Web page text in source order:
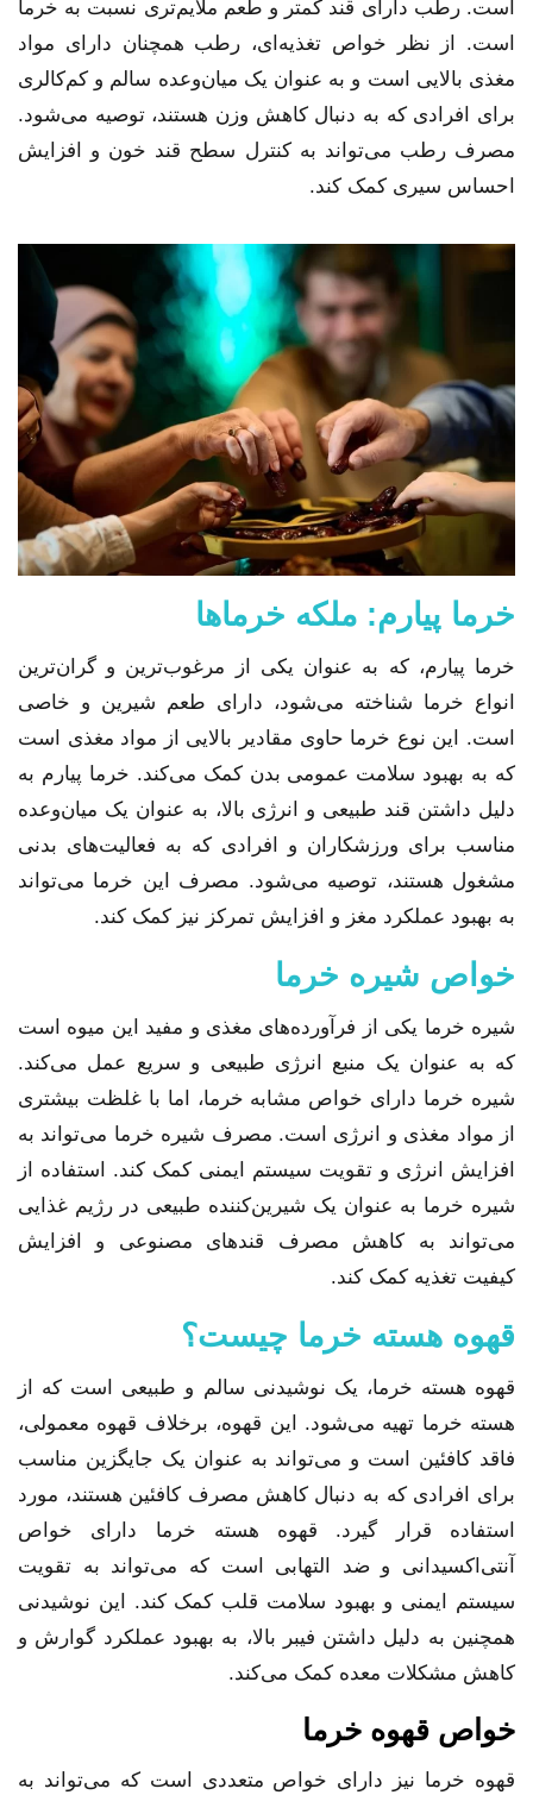
است. رطب دارای قند کمتر و طعم ملایم‌تری نسبت به خرما
است. از نظر خواص تغذیه‌ای، رطب همچنان دارای مواد
مغذی بالایی است و به عنوان یک میان‌وعده سالم و کم‌کالری
برای افرادی که به دنبال کاهش وزن هستند، توصیه می‌شود.
مصرف رطب می‌تواند به کنترل سطح قند خون و افزایش
احساس سیری کمک کند.
خرما پیارم: ملکه خرماها
خرما پیارم، که به عنوان یکی از مرغوب‌ترین و گران‌ترین
انواع خرما شناخته می‌شود، دارای طعم شیرین و خاصی
است. این نوع خرما حاوی مقادیر بالایی از مواد مغذی است
که به بهبود سلامت عمومی بدن کمک می‌کند. خرما پیارم به
دلیل داشتن قند طبیعی و انرژی بالا، به عنوان یک میان‌وعده
مناسب برای ورزشکاران و افرادی که به فعالیت‌های بدنی
مشغول هستند، توصیه می‌شود. مصرف این خرما می‌تواند
به بهبود عملکرد مغز و افزایش تمرکز نیز کمک کند.
خواص شیره خرما
شیره خرما یکی از فرآورده‌های مغذی و مفید این میوه است
که به عنوان یک منبع انرژی طبیعی و سریع عمل می‌کند.
شیره خرما دارای خواص مشابه خرما، اما با غلظت بیشتری
از مواد مغذی و انرژی است. مصرف شیره خرما می‌تواند به
افزایش انرژی و تقویت سیستم ایمنی کمک کند. استفاده از
شیره خرما به عنوان یک شیرین‌کننده طبیعی در رژیم غذایی
می‌تواند به کاهش مصرف قندهای مصنوعی و افزایش
کیفیت تغذیه کمک کند.
قهوه هسته خرما چیست؟
قهوه هسته خرما، یک نوشیدنی سالم و طبیعی است که از
هسته خرما تهیه می‌شود. این قهوه، برخلاف قهوه معمولی،
فاقد کافئین است و می‌تواند به عنوان یک جایگزین مناسب
برای افرادی که به دنبال کاهش مصرف کافئین هستند، مورد
استفاده قرار گیرد. قهوه هسته خرما دارای خواص
آنتی‌اکسیدانی و ضد التهابی است که می‌تواند به تقویت
سیستم ایمنی و بهبود سلامت قلب کمک کند. این نوشیدنی
همچنین به دلیل داشتن فیبر بالا، به بهبود عملکرد گوارش و
کاهش مشکلات معده کمک می‌کند.
خواص قهوه خرما
قهوه خرما نیز دارای خواص متعددی است که می‌تواند به